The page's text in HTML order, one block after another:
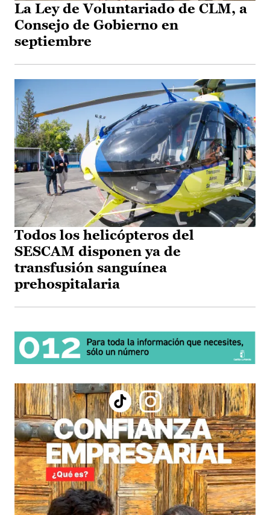
La Ley de Voluntariado de CLM, a
Consejo de Gobierno en
septiembre
Todos los helicópteros del
SESCAM disponen ya de
transfusión sanguínea
prehospitalaria